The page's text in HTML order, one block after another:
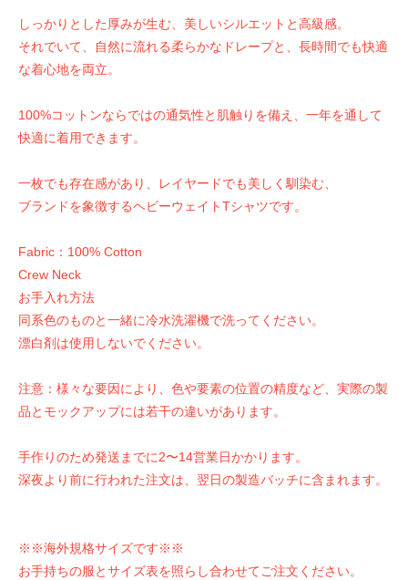
しっかりとした厚みが生む、美しいシルエットと高級感。
それでいて、自然に流れる柔らかなドレープと、長時間でも快適
な着心地を両立。
100%コットンならではの通気性と肌触りを備え、一年を通して
快適に着用できます。
一枚でも存在感があり、レイヤードでも美しく馴染む、
ブランドを象徴するヘビーウェイトTシャツです。
Fabric：100% Cotton
Crew Neck
お手入れ方法
同系色のものと一緒に冷水洗濯機で洗ってください。
漂白剤は使用しないでください。
注意：様々な要因により、色や要素の位置の精度など、実際の製
品とモックアップには若干の違いがあります。
手作りのため発送までに2〜14営業日かかります。
深夜より前に行われた注文は、翌日の製造バッチに含まれます。
※※海外規格サイズです※※
お手持ちの服とサイズ表を照らし合わせてご注文ください。